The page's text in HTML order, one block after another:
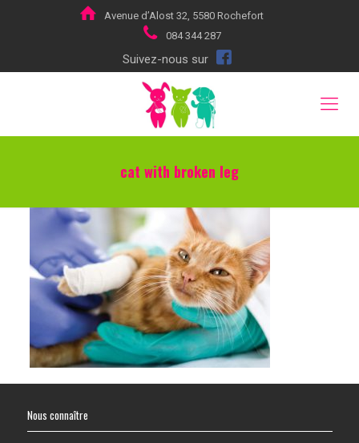
Avenue d’Alost 32, 5580 Rochefort
084 344 287
Suivez-nous sur
cat with broken leg
Nous connaître